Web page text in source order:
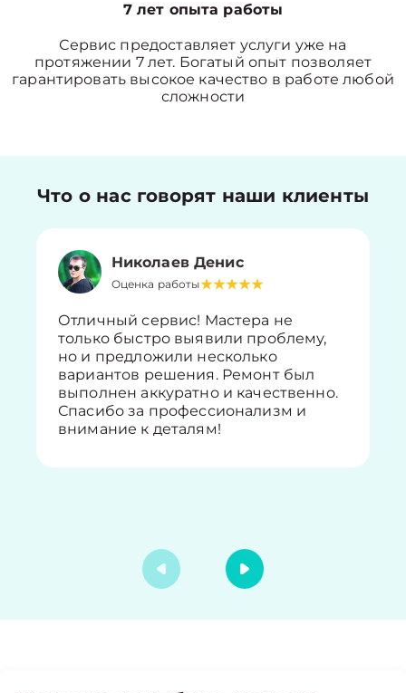
7 лет опыта работы
Сервис предоставляет услуги уже на
протяжении 7 лет. Богатый опыт позволяет
гарантировать высокое качество в работе любой
сложности
Что о нас говорят наши клиенты
Николаев Денис
Оценка работы
Отличный сервис! Мастера не
только быстро выявили проблему,
но и предложили несколько
вариантов решения. Ремонт был
выполнен аккуратно и качественно.
Спасибо за профессионализм и
внимание к деталям!